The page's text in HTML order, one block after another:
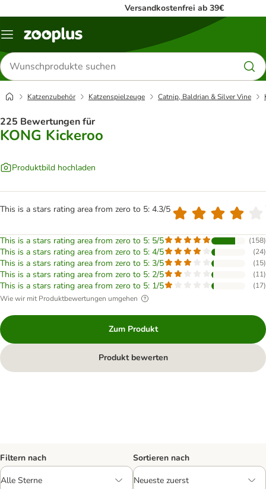
Versandkostenfrei ab 39€
Menü
Produkte
suchen
Katzenzubehör Katzenspielzeuge Catnip, Baldrian & Silver Vine
225 Bewertungen für
KONG Kickeroo
Produktbild hochladen
This is a stars rating area from zero to 5: 4.3/5
This is a stars rating area from zero to 5: 5/5 (158)
This is a stars rating area from zero to 5: 4/5 (24)
This is a stars rating area from zero to 5: 3/5 (15)
This is a stars rating area from zero to 5: 2/5 (11)
This is a stars rating area from zero to 5: 1/5 (17)
Wie wir mit Produktbewertungen umgehen
Zum Produkt
Produkt bewerten
Filtern nach Sortieren nach